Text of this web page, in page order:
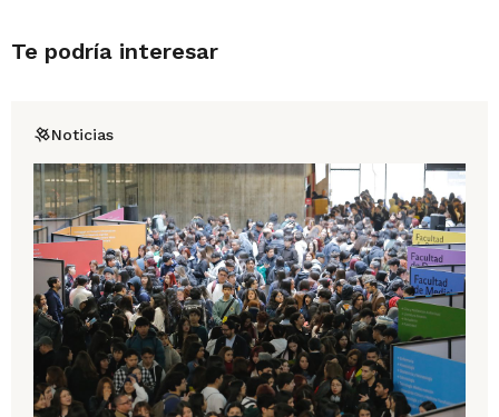
Te podría interesar
Noticias